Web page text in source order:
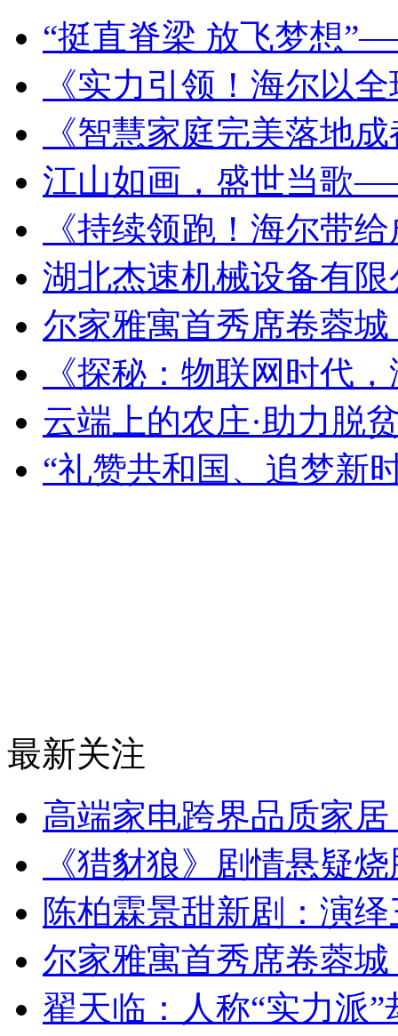
“挺直脊梁 放飞梦想
《实力引领！海尔以
《智慧家庭完美落地
江山如画，盛世当歌
《持续领跑！海尔带
湖北杰速机械设备有限
尔家雅寓首秀席卷蓉
《探秘：物联网时代
云端上的农庄·助力脱
“礼赞共和国、追梦
最新关注
高端家电跨界品质家
《猎豺狼》剧情悬疑
陈柏霖景甜新剧：演
尔家雅寓首秀席卷蓉
翟天临：人称“实力派”